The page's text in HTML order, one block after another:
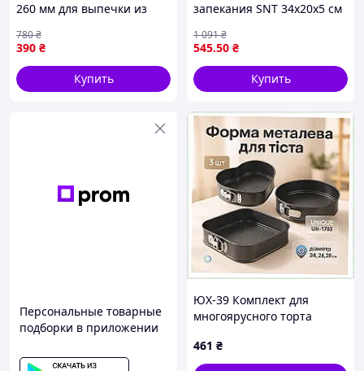
260 мм для выпечки из
антипригарным
покрытием
390 ₴
780₴
Купить
запекания SNT 34х20х5 см
приготовления блюд
545.50 ₴
1 091₴
Купить
Персональные товарные
подборки в приложении
ЮХ-39 Комплект для
многоярусного торта
461 ₴